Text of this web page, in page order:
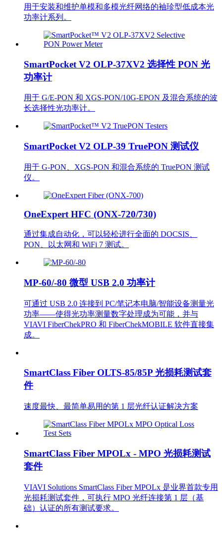
用于安装和维护单模和多模光纤网络的袖珍型低成本光
功率计系列。
SmartPocket V2 OLP-37XV2 选择性 PON 光
功率计
用于 G/E-PON 和 XGS-PON/10G-EPON 及混合系统的波
长选择性光功率计。
SmartPocket V2 OLP-39 TruePON 测试仪
用于 G-PON、XGS-PON 和混合系统的 TruePON 测试
仪。
OneExpert HFC (ONX-720/730)
通过集成自动化，可以轻松进行全面的 DOCSIS、
PON、以太网和 WiFi 7 测试。
MP-60/-80 微型 USB 2.0 功率计
可通过 USB 2.0 连接到 PC/笔记本电脑/智能设备测量光
功率——使得光功率测量数字处理成为可能，并与
VIAVI FiberChekPRO 和 FiberChekMOBILE 软件直接集
成。
SmartClass Fiber OLTS-85/85P 光损耗测试套
件
速度最快、最简单易用的第 1 层光纤认证解决方案
SmartClass Fiber MPOLx - MPO 光损耗测试
套件
VIAVI Solutions SmartClass Fiber MPOLx 是业界首款专用
光损耗测试套件，可执行 MPO 光纤连接第 1 层（基
础）认证的所有测试要求。